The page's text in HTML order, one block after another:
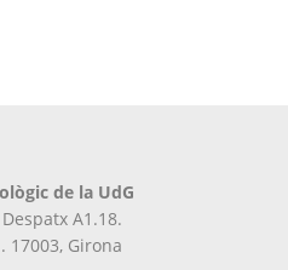
de la UdG
A1.18.
17003, Girona